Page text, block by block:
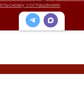
соглашению